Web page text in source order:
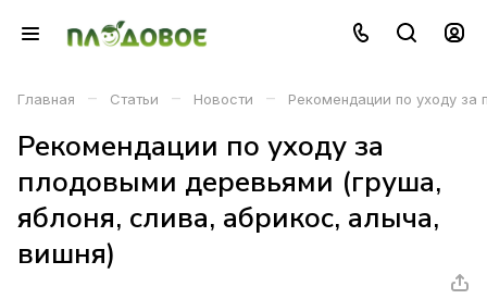
Главная – Статьи – Новости – Рекомендации по уходу
Рекомендации по уходу за
плодовыми деревьями (груша,
яблоня, слива, абрикос, алыча,
вишня)